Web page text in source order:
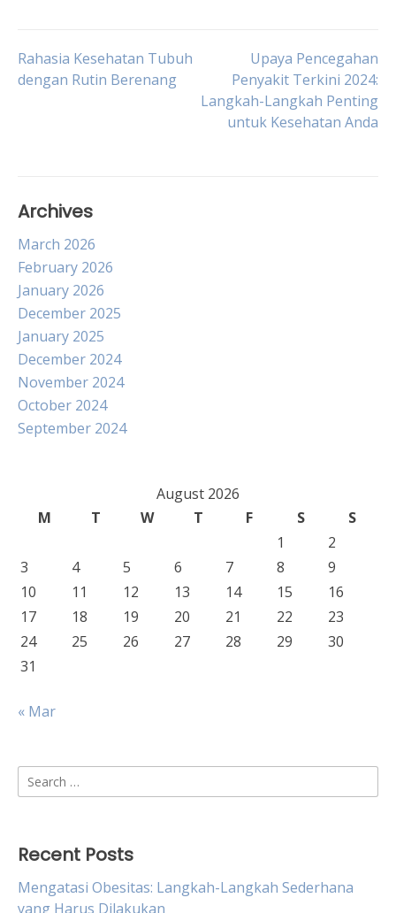
Post
Rahasia Kesehatan Tubuh
dengan Rutin Berenang
Upaya Pencegahan
Penyakit Terkini 2024:
Langkah-Langkah Penting
untuk Kesehatan Anda
Archives
March 2026
February 2026
January 2026
December 2025
January 2025
December 2024
November 2024
October 2024
September 2024
August 2026
M
T W T F S
S
1
2
3
4 5 6 7 8
9
10
11 12 13 14 15
16
17
18 19 20 21 22
23
24
25 26 27 28 29
30
31
« Mar
Search
for:
Recent Posts
Mengatasi Obesitas: Langkah-Langkah Sederhana
yang Harus Dilakukan